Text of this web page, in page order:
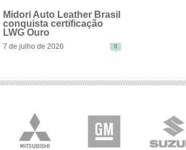
READ MORE
Midori Auto Leather Brasil
conquista certificação
LWG Ouro
7 de julho de 2026 0